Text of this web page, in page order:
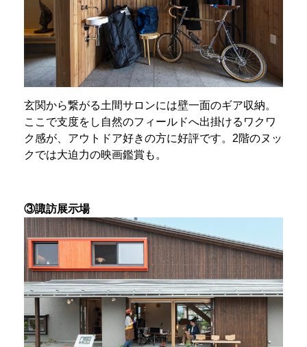
玄関から繋がる土間サロンには壁一面のギア収納。
ここで支度をし自然のフィールドへ出掛けるワクワ
ク感が、アウトドア好きの方に好評です。2階のヌッ
クでは大迫力の映画鑑賞も。
③諏訪展示場